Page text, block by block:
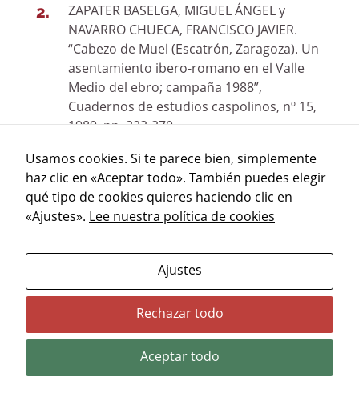
ZAPATER BASELGA, MIGUEL ÁNGEL y
NAVARRO CHUECA, FRANCISCO JAVIER.
“Cabezo de Muel (Escatrón, Zaragoza). Un
asentamiento ibero-romano en el Valle
Medio del ebro; campaña 1988”,
Cuadernos de estudios caspolinos, nº 15,
1989, pp. 323-370.
ZAPATER BASELGA, MIGUEL ÁNGEL y
NAVARRO CHUECA, FRANCISCO JAVIER.
“Cabezo Muel: un ejemplo de
asentamiento ibero-romano en el valle
Caesaraugusta, nº 66-67, 1989 1990, pp.
Dirección General de Cultura y Patrimonio Cultural.
Usamos cookies. Si te parece bien, simplemente
haz clic en «Aceptar todo». También puedes elegir
qué tipo de cookies quieres haciendo clic en
«Ajustes». Lee nuestra política de cookies
Ajustes
Rechazar todo
Aceptar todo